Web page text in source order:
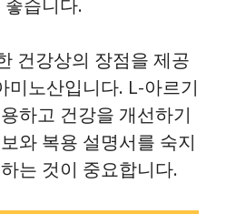
습니다.
건강상의 장점을 제공
미노산입니다. L-아르기
하고 건강을 개선하기
와 복용 설명서를 숙지
는 것이 중요합니다.